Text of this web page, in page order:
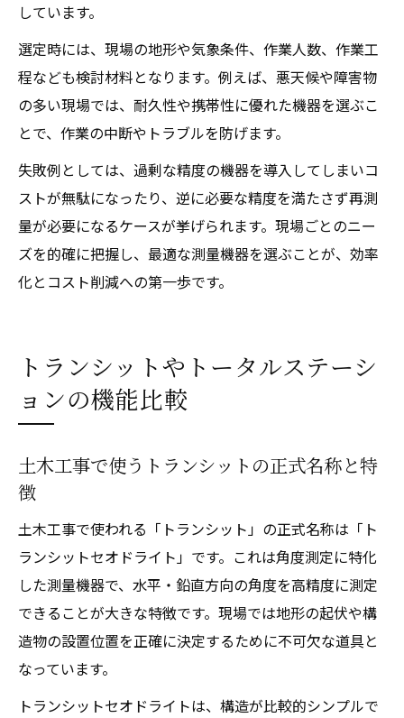
しています。
選定時には、現場の地形や気象条件、作業人数、作業工
程なども検討材料となります。例えば、悪天候や障害物
の多い現場では、耐久性や携帯性に優れた機器を選ぶこ
とで、作業の中断やトラブルを防げます。
失敗例としては、過剰な精度の機器を導入してしまいコ
ストが無駄になったり、逆に必要な精度を満たさず再測
量が必要になるケースが挙げられます。現場ごとのニー
ズを的確に把握し、最適な測量機器を選ぶことが、効率
化とコスト削減への第一歩です。
トランシットやトータルステーシ
ョンの機能比較
土木工事で使うトランシットの正式名称と特
徴
土木工事で使われる「トランシット」の正式名称は「ト
ランシットセオドライト」です。これは角度測定に特化
した測量機器で、水平・鉛直方向の角度を高精度に測定
できることが大きな特徴です。現場では地形の起伏や構
造物の設置位置を正確に決定するために不可欠な道具と
なっています。
トランシットセオドライトは、構造が比較的シンプルで